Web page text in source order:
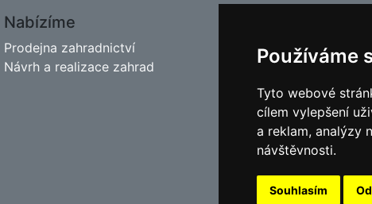
Používáme
Tyto webové
cílem vylepšení
a reklam, analýzy
návštěvnosti.
Souhlasím
Nabízíme
Prodejna zahradnictví
Návrh a realizace zahrad
Kontakt
Facebook
Blog - Rady pro
Historie